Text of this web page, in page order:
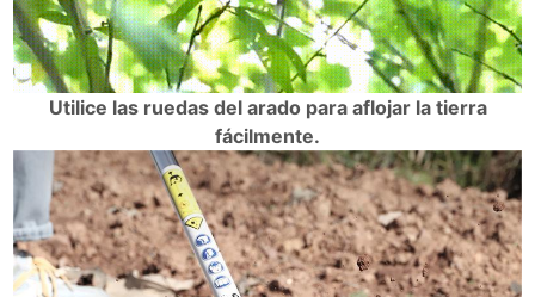
Utilice las ruedas del arado para aflojar la tierra
fácilmente.